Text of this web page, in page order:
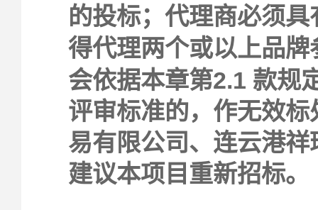
的投标；代理商必须
得代理两个或以上品
会依据本章第2.1 款规
评审标准的，作无效
易有限公司、连云港
建议本项目重新招标。